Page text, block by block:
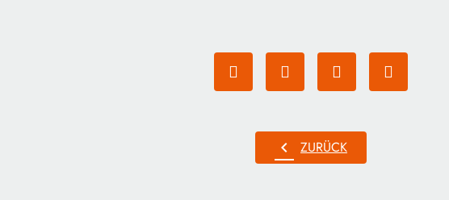
chevron_left ZURÜCK